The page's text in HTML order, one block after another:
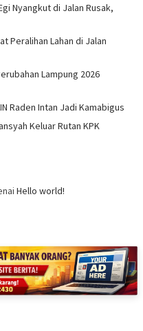
Nyangkut di Jalan Rusak,
Peralihan Lahan di Jalan
Lampung 2026
Raden Intan Jadi Kamabigus
Keluar Rutan KPK
Hello world!